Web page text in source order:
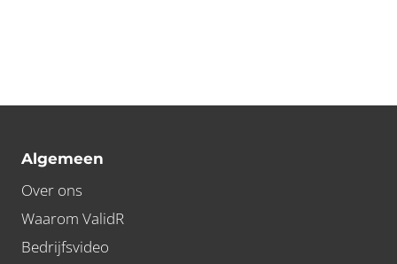
Algemeen
Over ons
Waarom ValidR
Bedrijfsvideo